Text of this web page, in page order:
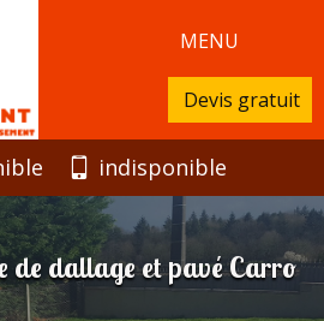
MENU
Devis gratuit
indisponible
de dallage et pavé Carro